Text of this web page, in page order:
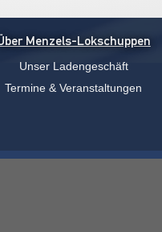
Menzels-Lokschuppen
Unser Ladengeschäft
Termine & Veranstaltungen